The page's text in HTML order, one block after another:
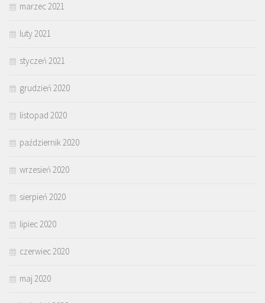
marzec 2021
luty 2021
styczeń 2021
grudzień 2020
listopad 2020
październik 2020
wrzesień 2020
sierpień 2020
lipiec 2020
czerwiec 2020
maj 2020